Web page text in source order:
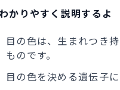
かりやすく説明するよ
目の色は、生まれつき
ものです。
目の色を決める遺伝子